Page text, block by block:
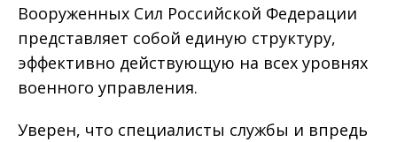
Вооруженных Сил Российской Федерации
представляет собой единую структуру,
эффективно действующую на всех уровнях
военного управления.
Уверен, что специалисты службы и впредь